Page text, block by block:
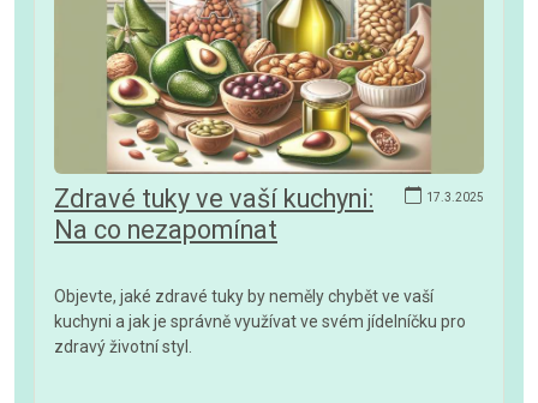
17.3.2025
Zdravé tuky ve vaší kuchyni:
Na co nezapomínat
Objevte, jaké zdravé tuky by neměly chybět ve vaší
kuchyni a jak je správně využívat ve svém jídelníčku pro
zdravý životní styl.